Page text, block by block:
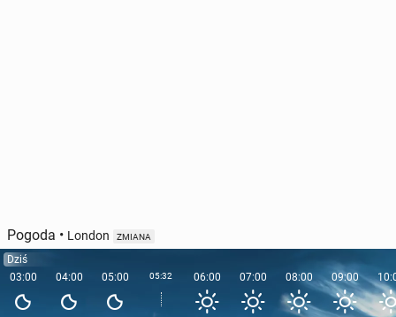
Pogoda • London ZMIANA
Dziś
03:00
04:00 05:00 05:32 06:00 07:00 08:00 09:00